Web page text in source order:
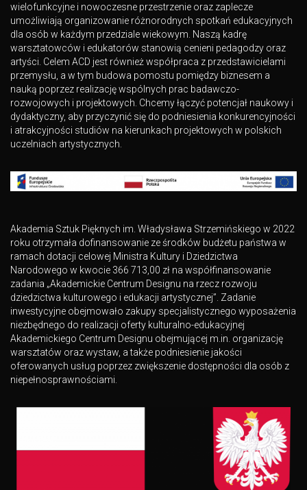
wielofunkcyjne i nowoczesne przestrzenie oraz zaplecze
umożliwiają organizowanie różnorodnych spotkań edukacyjnych
dla osób w każdym przedziale wiekowym. Naszą kadrę
warsztatowców i edukatorów stanowią cenieni pedagodzy oraz
artyści. Celem ACD jest również współpraca z przedstawicielami
przemysłu, a w tym budowa pomostu pomiędzy biznesem a
nauką poprzez realizację wspólnych prac badawczo-
rozwojowych i projektowych. Chcemy łączyć potencjał naukowy i
dydaktyczny, aby przyczynić się do podniesienia konkurencyjności
i atrakcyjności studiów na kierunkach projektowych w polskich
uczelniach artystycznych.
Akademia Sztuk Pięknych im. Władysława Strzemińskiego w 2022
roku otrzymała dofinansowanie ze środków budżetu państwa w
ramach dotacji celowej Ministra Kultury i Dziedzictwa
Narodowego w kwocie 366 713,00 zł na współfinansowanie
zadania „Akademickie Centrum Designu na rzecz rozwoju
dziedzictwa kulturowego i edukacji artystycznej”. Zadanie
inwestycyjne obejmowało zakupy specjalistycznego wyposażenia
niezbędnego do realizacji oferty kulturalno-edukacyjnej
Akademickiego Centrum Designu obejmującej m.in. organizację
warsztatów oraz wystaw, a także podniesienie jakości
oferowanych usług poprzez zwiększenie dostępności dla osób z
niepełnosprawnościami.